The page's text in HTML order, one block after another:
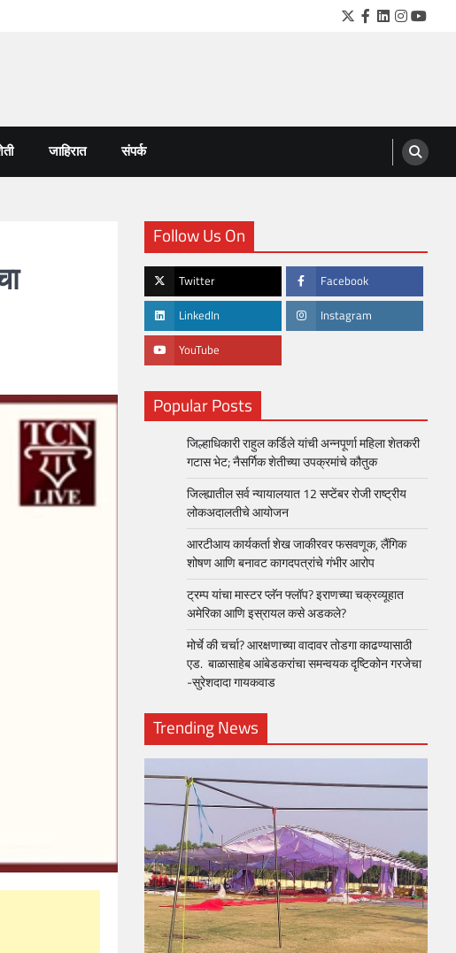
Twitter
Facebook
LinkedIn
जाहिरात संपर्क
Follow Us On
Twitter Facebook
LinkedIn Instagram
YouTube
Popular Posts
जिल्हाधिकारी राहुल कर्डिले यांची अन्नपूर्णा महिला शेतकरी
गटास भेट; नैसर्गिक शेतीच्या उपक्रमांचे कौतुक
जिल्ह्यातील सर्व न्यायालयात 12 सप्टेंबर रोजी राष्ट्रीय
लोकअदालतीचे आयोजन
आरटीआय कार्यकर्ता शेख जाकीरवर फसवणूक, लैंगिक
शोषण आणि बनावट कागदपत्रांचे गंभीर आरोप
ट्रम्प यांचा मास्टर प्लॅन फ्लॉप? इराणच्या चक्रव्यूहात
अमेरिका आणि इस्रायल कसे अडकले?
मोर्चे की चर्चा? आरक्षणाच्या वादावर तोडगा काढण्यासाठी
एड. बाळासाहेब आंबेडकरांचा समन्वयक दृष्टिकोन गरजेचा
-सुरेशदादा गायकवाड
Trending News
Salary, Skills